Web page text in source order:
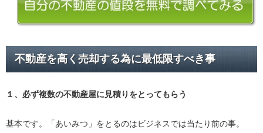
不動産を高く売却する為に最低限すべき事
１、必ず複数の不動産屋に見積り をとってもらう
基本です。「あいみつ」をとるのはビジネスでは当たり前の事。